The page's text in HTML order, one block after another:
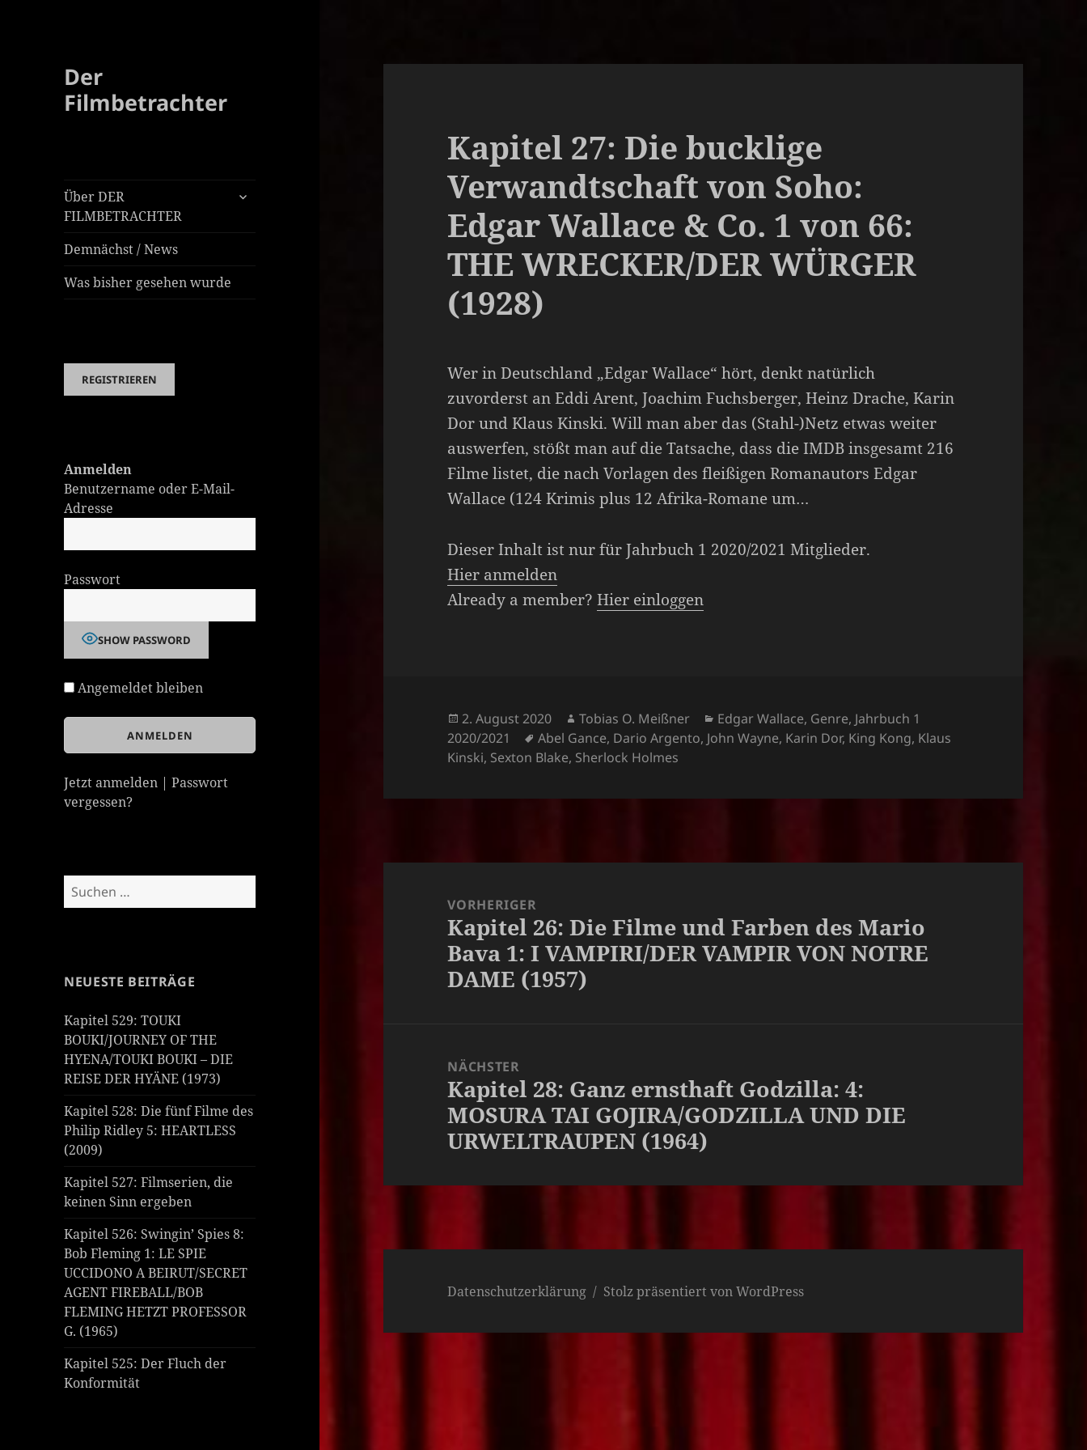
Der
Filmbetrachter
Über DER
FILMBETRACHTER
untermenü
Demnächst / News
Was bisher gesehen wurde
Anmelden
Benutzername oder E-Mail-
Adresse
Passwort
SHOW PASSWORD
Angemeldet bleiben
Jetzt anmelden |Passwort
vergessen?
Suchen
nach:
NEUESTE BEITRÄGE
Kapitel 529: TOUKI
BOUKI/JOURNEY OF THE
HYENA/TOUKI BOUKI – DIE
REISE DER HYÄNE (1973)
Kapitel 528: Die fünf Filme des
Philip Ridley 5: HEARTLESS
(2009)
Kapitel 527: Filmserien, die
keinen Sinn ergeben
Kapitel 526: Swingin’ Spies 8:
Bob Fleming 1: LE SPIE
UCCIDONO A BEIRUT/SECRET
AGENT FIREBALL/BOB
FLEMING HETZT PROFESSOR
G. (1965)
Kapitel 525: Der Fluch der
Konformität
Kapitel 27: Die bucklige
Verwandtschaft von Soho:
Edgar Wallace & Co. 1 von 66:
THE WRECKER/DER WÜRGER
(1928)
Wer in Deutschland „Edgar Wallace“ hört, denkt natürlich
zuvorderst an Eddi Arent, Joachim Fuchsberger, Heinz Drache, Karin
Dor und Klaus Kinski. Will man aber das (Stahl-)Netz etwas weiter
auswerfen, stößt man auf die Tatsache, dass die IMDB insgesamt 216
Filme listet, die nach Vorlagen des fleißigen Romanautors Edgar
Wallace (124 Krimis plus 12 Afrika-Romane um…
Dieser Inhalt ist nur für Jahrbuch 1 2020/2021 Mitglieder.
Hier anmelden
Already a member?Hier einloggen
Veröffentlicht
am
2. August 2020 Autor
Tobias O. Meißner Kategorien
Edgar Wallace, Genre, Jahrbuch 1
2020/2021
Schlagwörter
Abel Gance, Dario Argento, John Wayne, Karin Dor, King Kong, Klaus
Kinski, Sexton Blake, Sherlock Holmes
VORHERIGER
Vorheriger
Beitrag:
Kapitel 26: Die Filme und Farben des Mario
Bava 1: I VAMPIRI/DER VAMPIR VON NOTRE
DAME (1957)
NÄCHSTER
Nächster
Beitrag:
Kapitel 28: Ganz ernsthaft Godzilla: 4:
MOSURA TAI GOJIRA/GODZILLA UND DIE
URWELTRAUPEN (1964)
Datenschutzerklärung Stolz präsentiert von WordPress